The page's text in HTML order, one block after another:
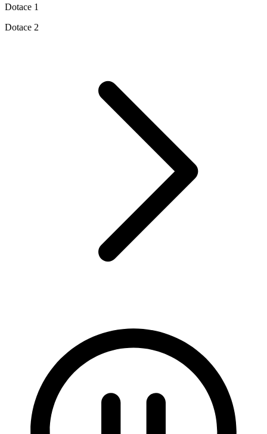
Dotace 1
Dotace 2